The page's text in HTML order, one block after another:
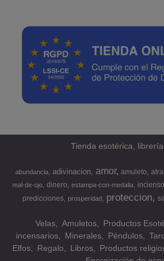
Tienda esotérica,
abundancia adivinacion amor amuleto
mal-de-ojo
dinero estampa-con-medalla incienso
predicciones prosperidad proteccion
Velas Amuletos Productos
incensarios
Minerales Péndulos
Elfos
Regalo Libros Productos